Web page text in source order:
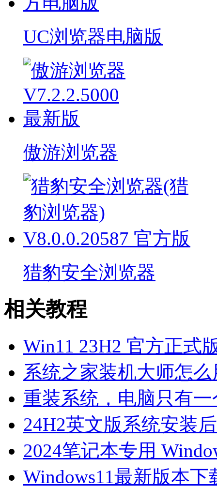
UC浏览器电脑版
傲游浏览器
猎豹安全浏览器
相关教程
Win11 23H2 官方正式
系统之家装机大师怎
重装系统，电脑只有
24H2英文版系统安装
2024笔记本专用
Windows11最新版本下